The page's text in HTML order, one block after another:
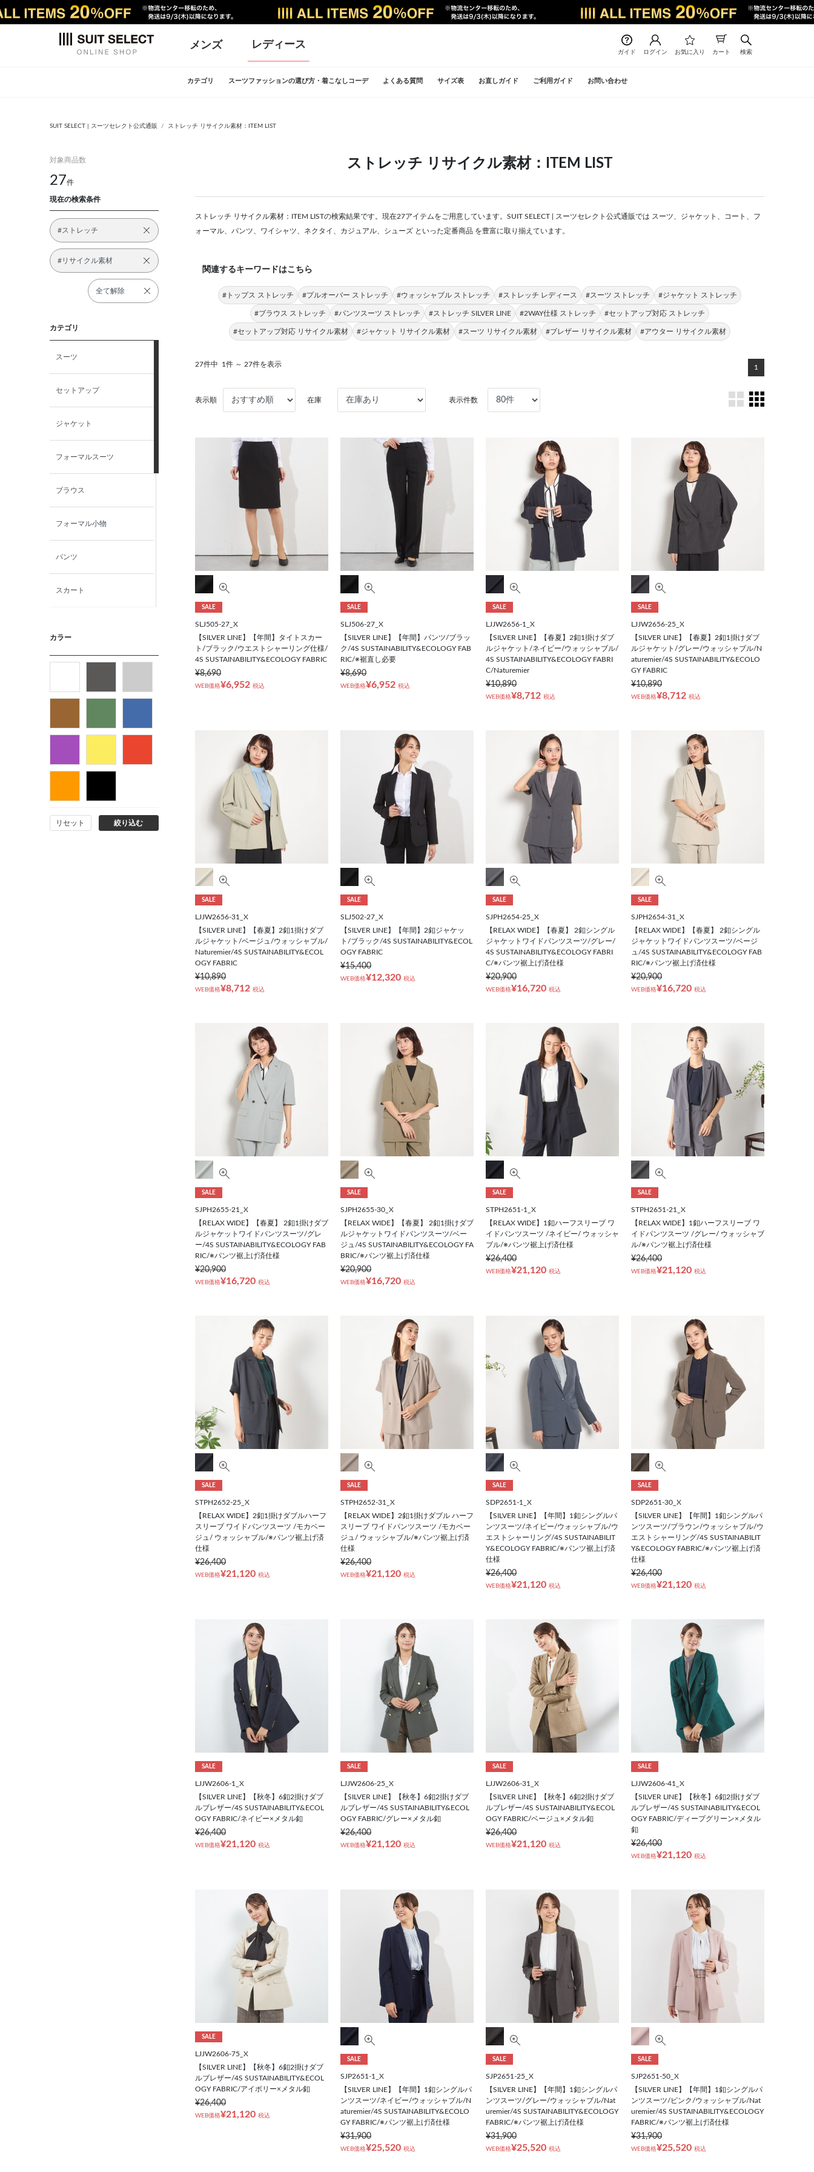
メンズ レディース
ガイド ログイン お気に入り カート 検索
カテゴリ スーツファッションの選び方・着こなしコーデ よくある質問 サイズ表 お直しガイド ご利用ガイド お問い合わせ
SUIT SELECT | スーツセレクト公式通販 ストレッチ リサイクル素材：ITEM LIST
対象商品数
27件
現在の検索条件
#ストレッチ
#リサイクル素材
全て解除
カテゴリ
スーツ
セットアップ
ジャケット
フォーマルスーツ
ブラウス
フォーマル小物
パンツ
スカート
シャツ
ベルト
コート
カラー
リセット 絞り込む
ストレッチ リサイクル素材：ITEM LIST
ストレッチ リサイクル素材：ITEM LISTの検索結果です。現在27アイテムをご用意しています。SUIT SELECT | スーツセレクト公式通販では スーツ、ジャケット、コート、フ
ォーマル、パンツ、ワイシャツ、ネクタイ、カジュアル、シューズ といった定番商品 を豊富に取り揃えています。
関連するキーワードはこちら
#トップス ストレッチ #プルオーバー ストレッチ #ウォッシャブル ストレッチ #ストレッチ レディース #スーツ ストレッチ #ジャケット ストレッチ
#ブラウス ストレッチ #パンツスーツ ストレッチ #ストレッチ SILVER LINE #2WAY仕様 ストレッチ #セットアップ対応 ストレッチ
#セットアップ対応 リサイクル素材 #ジャケット リサイクル素材 #スーツ リサイクル素材 #ブレザー リサイクル素材 #アウター リサイクル素材
27件中 1件 ～ 27件を表示 1
表示順 在庫 表示件数
SALE
SLJ505-27_X
【SILVER LINE】【年間】タイトスカー
ト/ブラック/ウエストシャーリング仕様/
4S SUSTAINABILITY&ECOLOGY FABRIC
¥8,690
WEB価格¥6,952 税込
SALE
SLJ506-27_X
【SILVER LINE】【年間】パンツ/ブラッ
ク/4S SUSTAINABILITY&ECOLOGY FAB
RIC/※裾直し必要
¥8,690
WEB価格¥6,952 税込
SALE
LJJW2656-1_X
【SILVER LINE】【春夏】2釦1掛けダブ
ルジャケット/ネイビー/ウォッシャブル/
4S SUSTAINABILITY&ECOLOGY FABRI
C/Naturemier
¥10,890
WEB価格¥8,712 税込
SALE
LJJW2656-25_X
【SILVER LINE】【春夏】2釦1掛けダブ
ルジャケット/グレー/ウォッシャブル/N
aturemier/4S SUSTAINABILITY&ECOLO
GY FABRIC
¥10,890
WEB価格¥8,712 税込
SALE
LJJW2656-31_X
【SILVER LINE】【春夏】2釦1掛けダブ
ルジャケット/ベージュ/ウォッシャブル/
Naturemier/4S SUSTAINABILITY&ECOL
OGY FABRIC
¥10,890
WEB価格¥8,712 税込
SALE
SLJ502-27_X
【SILVER LINE】【年間】2釦ジャケッ
ト/ブラック/4S SUSTAINABILITY&ECOL
OGY FABRIC
¥15,400
WEB価格¥12,320 税込
SALE
SJPH2654-25_X
【RELAX WIDE】【春夏】 2釦シングル
ジャケットワイドパンツスーツ/グレー/
4S SUSTAINABILITY&ECOLOGY FABRI
C/※パンツ裾上げ済仕様
¥20,900
WEB価格¥16,720 税込
SALE
SJPH2654-31_X
【RELAX WIDE】【春夏】 2釦シングル
ジャケットワイドパンツスーツ/ベージ
ュ/4S SUSTAINABILITY&ECOLOGY FAB
RIC/※パンツ裾上げ済仕様
¥20,900
WEB価格¥16,720 税込
SALE
SJPH2655-21_X
【RELAX WIDE】【春夏】 2釦1掛けダブ
ルジャケットワイドパンツスーツ/グレ
ー/4S SUSTAINABILITY&ECOLOGY FAB
RIC/※パンツ裾上げ済仕様
¥20,900
WEB価格¥16,720 税込
SALE
SJPH2655-30_X
【RELAX WIDE】【春夏】 2釦1掛けダブ
ルジャケットワイドパンツスーツ/ベー
ジュ/4S SUSTAINABILITY&ECOLOGY FA
BRIC/※パンツ裾上げ済仕様
¥20,900
WEB価格¥16,720 税込
SALE
STPH2651-1_X
【RELAX WIDE】1釦ハーフスリーブ ワ
イドパンツスーツ /ネイビー/ ウォッシャ
ブル/※パンツ裾上げ済仕様
¥26,400
WEB価格¥21,120 税込
SALE
STPH2651-21_X
【RELAX WIDE】1釦ハーフスリーブ ワ
イドパンツスーツ /グレー/ ウォッシャブ
ル/※パンツ裾上げ済仕様
¥26,400
WEB価格¥21,120 税込
SALE
STPH2652-25_X
【RELAX WIDE】2釦1掛けダブルハーフ
スリーブ ワイドパンツスーツ /モカベー
ジュ/ ウォッシャブル/※パンツ裾上げ済
仕様
¥26,400
WEB価格¥21,120 税込
SALE
STPH2652-31_X
【RELAX WIDE】2釦1掛けダブル ハーフ
スリーブ ワイドパンツスーツ /モカベー
ジュ/ ウォッシャブル/※パンツ裾上げ済
仕様
¥26,400
WEB価格¥21,120 税込
SALE
SDP2651-1_X
【SILVER LINE】【年間】1釦シングルパ
ンツスーツ/ネイビー/ウォッシャブル/ウ
エストシャーリング/4S SUSTAINABILIT
Y&ECOLOGY FABRIC/※パンツ裾上げ済
仕様
¥26,400
WEB価格¥21,120 税込
SALE
SDP2651-30_X
【SILVER LINE】【年間】1釦シングルパ
ンツスーツ/ブラウン/ウォッシャブル/ウ
エストシャーリング/4S SUSTAINABILIT
Y&ECOLOGY FABRIC/※パンツ裾上げ済
仕様
¥26,400
WEB価格¥21,120 税込
SALE
LJJW2606-1_X
【SILVER LINE】【秋冬】6釦2掛けダブ
ルブレザー/4S SUSTAINABILITY&ECOL
OGY FABRIC/ネイビー×メタル釦
¥26,400
WEB価格¥21,120 税込
SALE
LJJW2606-25_X
【SILVER LINE】【秋冬】6釦2掛けダブ
ルブレザー/4S SUSTAINABILITY&ECOL
OGY FABRIC/グレー×メタル釦
¥26,400
WEB価格¥21,120 税込
SALE
LJJW2606-31_X
【SILVER LINE】【秋冬】6釦2掛けダブ
ルブレザー/4S SUSTAINABILITY&ECOL
OGY FABRIC/ベージュ×メタル釦
¥26,400
WEB価格¥21,120 税込
SALE
LJJW2606-41_X
【SILVER LINE】【秋冬】6釦2掛けダブ
ルブレザー/4S SUSTAINABILITY&ECOL
OGY FABRIC/ディープグリーン×メタル
釦
¥26,400
WEB価格¥21,120 税込
SALE
LJJW2606-75_X
【SILVER LINE】【秋冬】6釦2掛けダブ
ルブレザー/4S SUSTAINABILITY&ECOL
OGY FABRIC/アイボリー×メタル釦
¥26,400
WEB価格¥21,120 税込
SALE
SJP2651-1_X
【SILVER LINE】【年間】1釦シングルパ
ンツスーツ/ネイビー/ウォッシャブル/N
aturemier/4S SUSTAINABILITY&ECOLO
GY FABRIC/※パンツ裾上げ済仕様
¥31,900
WEB価格¥25,520 税込
SALE
SJP2651-25_X
【SILVER LINE】【年間】1釦シングルパ
ンツスーツ/グレー/ウォッシャブル/Nat
uremier/4S SUSTAINABILITY&ECOLOGY
FABRIC/※パンツ裾上げ済仕様
¥31,900
WEB価格¥25,520 税込
SALE
SJP2651-50_X
【SILVER LINE】【年間】1釦シングルパ
ンツスーツ/ピンク/ウォッシャブル/Nat
uremier/4S SUSTAINABILITY&ECOLOGY
FABRIC/※パンツ裾上げ済仕様
¥31,900
WEB価格¥25,520 税込